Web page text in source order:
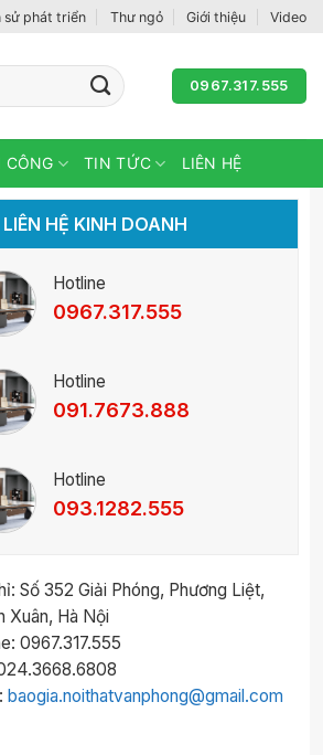
sử phát triển Thư ngỏ Giới thiệu Video
0967.317.555
CÔNG TIN TỨC LIÊN HỆ
LIÊN HỆ KINH DOANH
Hotline
0967.317.555
Hotline
091.7673.888
Hotline
093.1282.555
Số 352 Giải Phóng, Phương Liệt,
Xuân, Hà Nội
0967.317.555
baogia.noithatvanphong@gmail.com